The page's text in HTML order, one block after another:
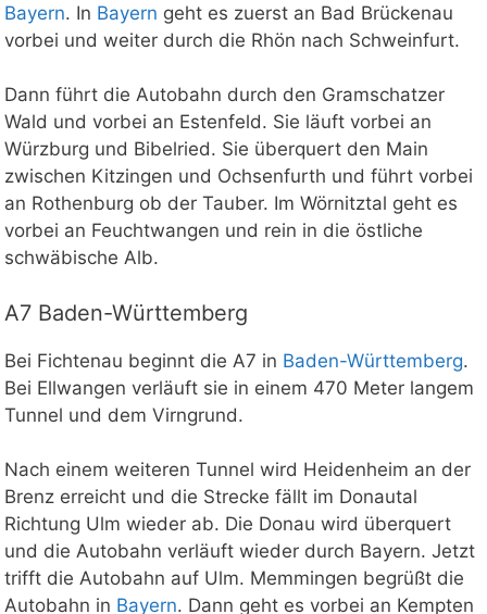
Bayern. In Bayern geht es zuerst an Bad Brückenau
vorbei und weiter durch die Rhön nach Schweinfurt.
Dann führt die Autobahn durch den Gramschatzer
Wald und vorbei an Estenfeld. Sie läuft vorbei an
Würzburg und Bibelried. Sie überquert den Main
zwischen Kitzingen und Ochsenfurth und führt vorbei
an Rothenburg ob der Tauber. Im Wörnitztal geht es
vorbei an Feuchtwangen und rein in die östliche
schwäbische Alb.
A7 Baden-Württemberg
Bei Fichtenau beginnt die A7 in Baden-Württemberg.
Bei Ellwangen verläuft sie in einem 470 Meter langem
Tunnel und dem Virngrund.
Nach einem weiteren Tunnel wird Heidenheim an der
Brenz erreicht und die Strecke fällt im Donautal
Richtung Ulm wieder ab. Die Donau wird überquert
und die Autobahn verläuft wieder durch Bayern. Jetzt
trifft die Autobahn auf Ulm. Memmingen begrüßt die
Autobahn in Bayern. Dann geht es vorbei an Kempten